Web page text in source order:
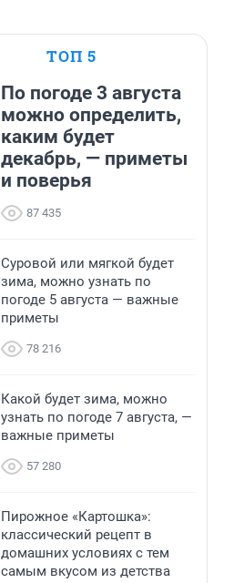
ТОП 5
По погоде 3 августа
можно определить,
каким будет
декабрь, — приметы
и поверья
87 435
Суровой или мягкой будет
зима, можно узнать по
погоде 5 августа — важные
приметы
78 216
Какой будет зима, можно
узнать по погоде 7 августа, —
важные приметы
57 280
Пирожное «Картошка»:
классический рецепт в
домашних условиях с тем
самым вкусом из детства